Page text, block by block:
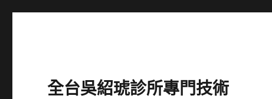
全台吳紹琥診所專門技術